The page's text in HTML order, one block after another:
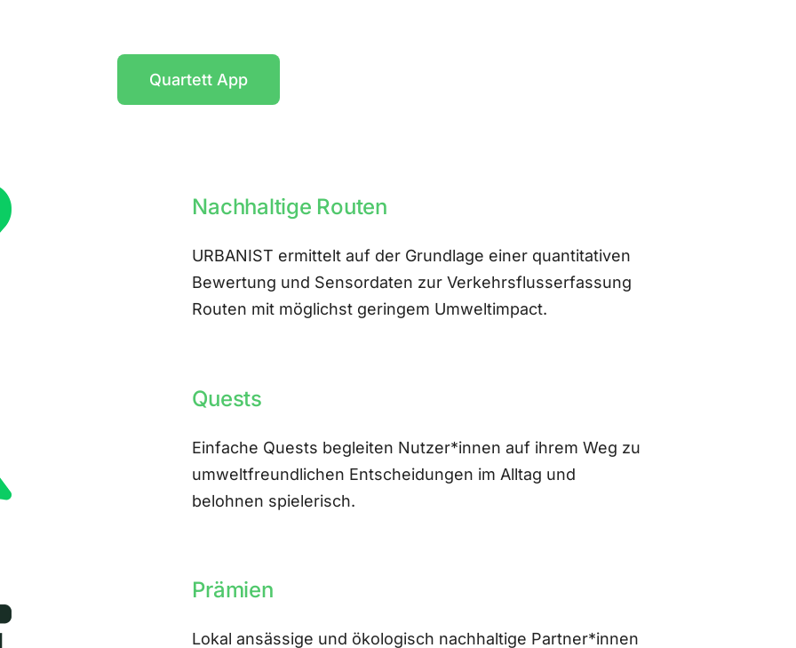
Quartett App
Nachhaltige Routen
URBANIST ermittelt auf der Grundlage einer quantitativen
Bewertung und Sensordaten zur Verkehrsflusserfassung
Routen mit möglichst geringem Umweltimpact.
Quests
Einfache Quests begleiten Nutzer*innen auf ihrem Weg zu
umweltfreundlichen Entscheidungen im Alltag und
belohnen spielerisch.
Prämien
Lokal ansässige und ökologisch nachhaltige Partner*innen